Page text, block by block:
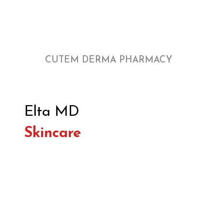
CUTEM DERMA PHARMACY
Elta MD
Skincare